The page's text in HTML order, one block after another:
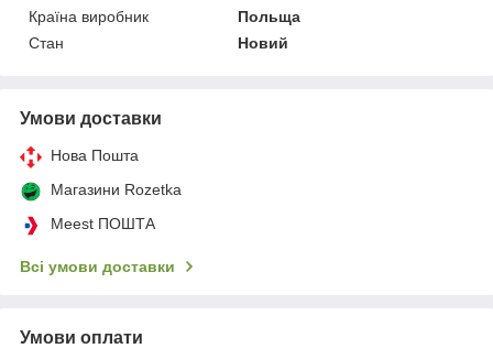
Країна виробник
Польща
Стан
Новий
Умови доставки
Нова Пошта
Магазини Rozetka
Meest ПОШТА
Всі умови доставки
Умови оплати